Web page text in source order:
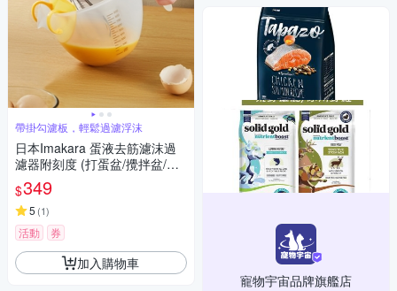
帶掛勾濾板，輕鬆過濾浮沫
日本Imakara 蛋液去筋濾沫過
濾器附刻度 (打蛋盆/攪拌盆/烘
焙量杯)
$349
5 (1)
活動 券
加入購物車
寵物宇宙品牌旗艦店